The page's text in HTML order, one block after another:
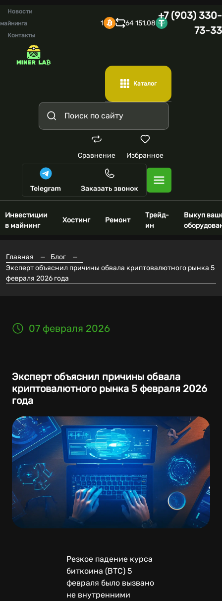
Новости
майнинга
Контакты
1 64 151,08
+7 (903) 330-
73-33
Каталог
Сравнение Избранное
Инвестиции
в майнинг
Хостинг Ремонт
Трейд-
ин
Выкуп
Главная — Блог
—
Эксперт объяснил причины обвала криптовалютного рынка 5
февраля 2026 года
07 февраля 2026
Эксперт объяснил причины обвала
криптовалютного рынка 5 февраля 2026
года
Резкое падение курса
биткоина (BTC) 5
февраля было вызвано
не внутренними